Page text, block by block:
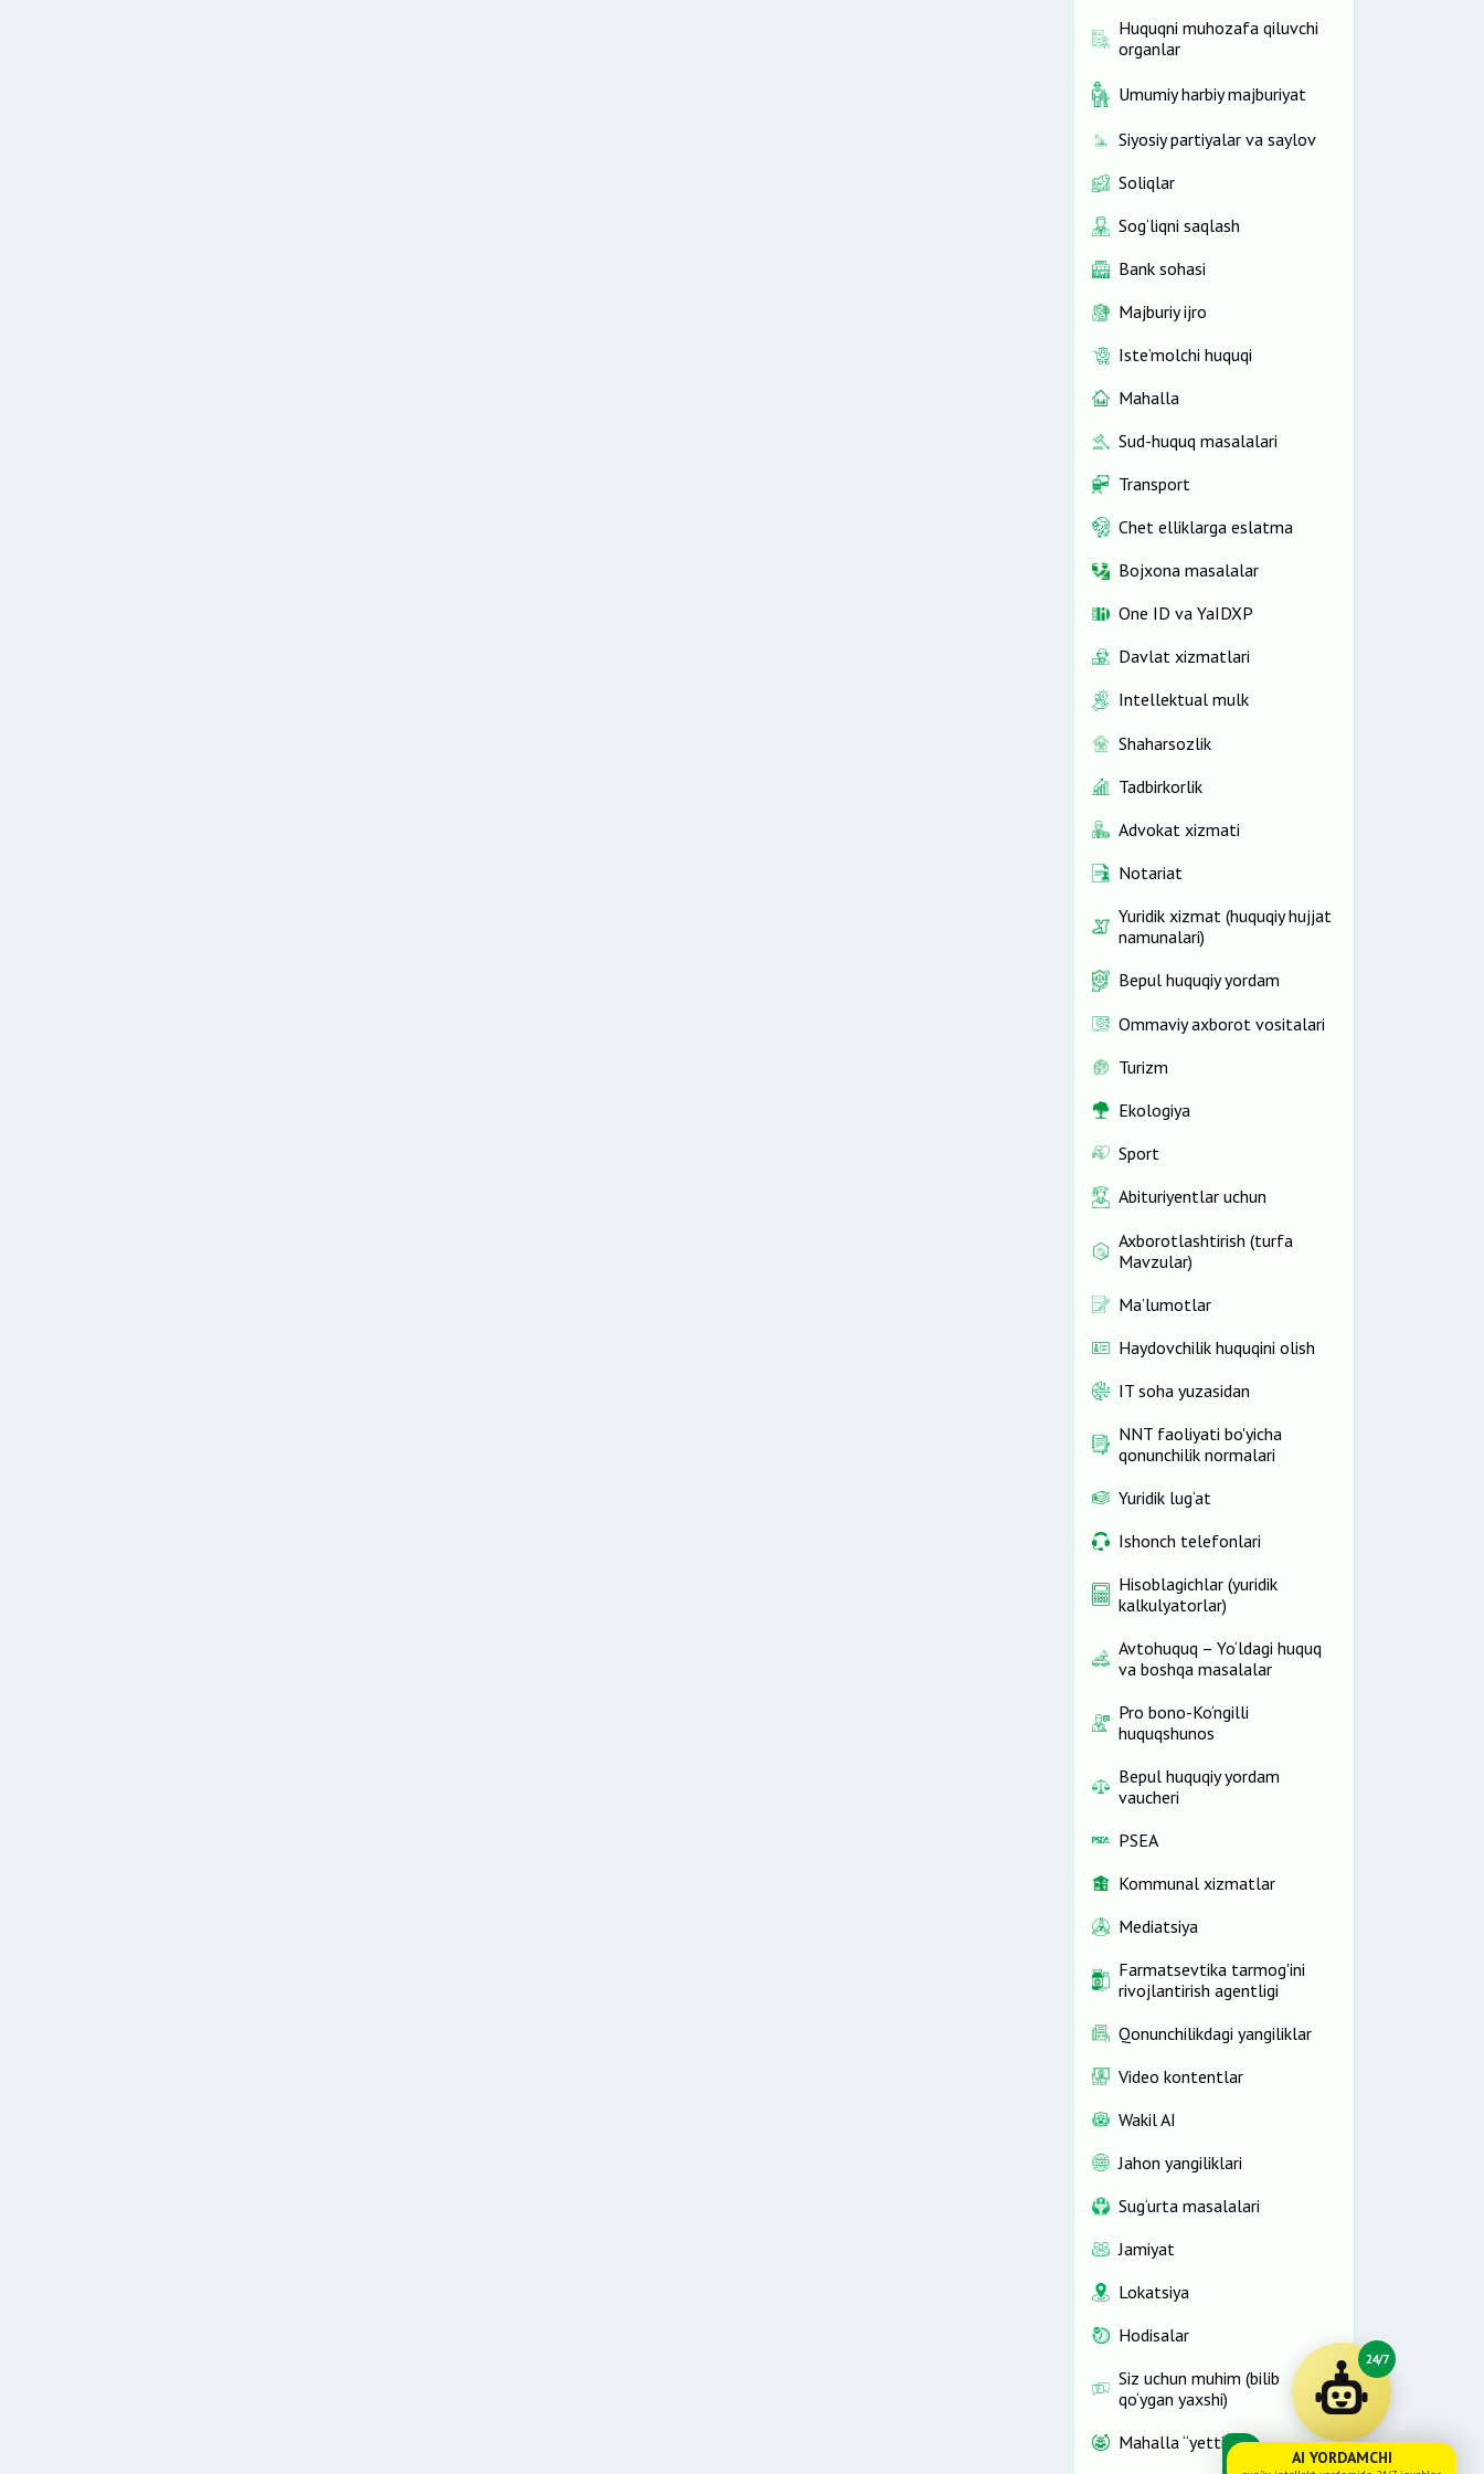
Huquqni muhozafa qiluvchi
organlar
Umumiy harbiy majburiyat
Siyosiy partiyalar va saylov
Soliqlar
Sog‘liqni saqlash
Bank sohasi
Majburiy ijro
Iste’molchi huquqi
Mahalla
Sud-huquq masalalari
Transport
Chet elliklarga eslatma
Bojxona masalalar
One ID vа YaIDXP
Davlat xizmatlari
Intellektual mulk
Shaharsozlik
Tadbirkorlik
Advokat xizmati
Notariat
Yuridik xizmat (huquqiy hujjat
namunalari)
Bepul huquqiy yordam
Ommaviy axborot vositalari
Turizm
Ekologiya
Sport
Abituriyentlar uchun
Axborotlashtirish (turfa
Mavzular)
Ma’lumotlar
Haydovchilik huquqini olish
IT soha yuzasidan
NNT faoliyati bo'yicha
qonunchilik normalari
Yuridik lug‘at
Ishonch telefonlari
Hisoblagichlar (yuridik
kalkulyatorlar)
Avtohuquq – Yo‘ldagi huquq
va boshqa masalalar
Pro bono-Ko‘ngilli
huquqshunos
Bepul huquqiy yordam
vaucheri
PSEA
Kommunal xizmatlar
Mediatsiya
Farmatsevtika tarmog'ini
rivojlantirish agentligi
Qonunchilikdagi yangiliklar
Video kontentlar
Wakil AI
Jahon yangiliklari
Sug‘urta masalalari
Jamiyat
Lokatsiya
Hodisalar
Siz uchun muhim (bilib
qo‘ygan yaxshi)
Mahalla “yettiligi”
24/7
AI YORDAMCHI